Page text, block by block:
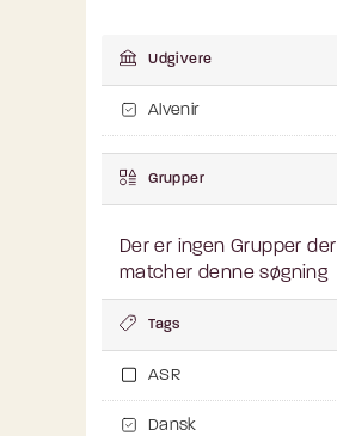
Udgivere
Alvenir
Grupper
Der er ingen Grupper der
matcher denne søgning
Tags
ASR
Dansk